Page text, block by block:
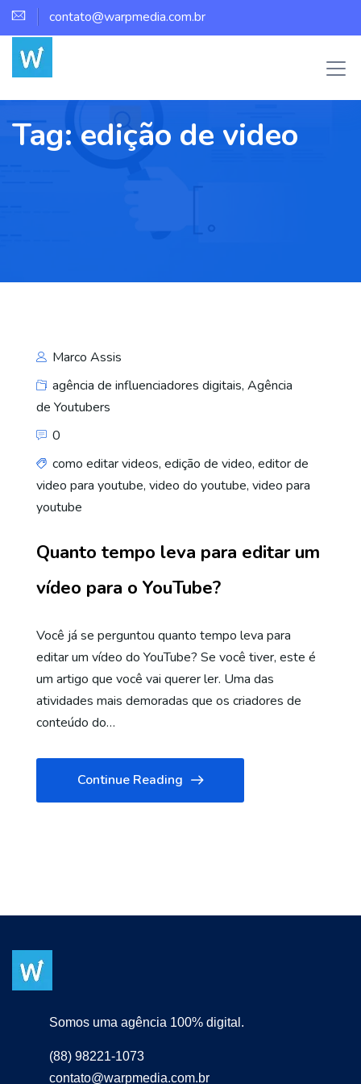
contato@warpmedia.com.br
Tag:edição de video
Marco Assis
agência de influenciadores digitais, Agência
de Youtubers
0
como editar videos, edição de video, editor de
video para youtube, video do youtube, video para
youtube
Quanto tempo leva para editar um
vídeo para o YouTube?
Você já se perguntou quanto tempo leva para
editar um vídeo do YouTube? Se você tiver, este é
um artigo que você vai querer ler. Uma das
atividades mais demoradas que os criadores de
conteúdo do…
Continue Reading
Somos uma agência 100% digital.
(88) 98221-1073
contato@warpmedia.com.br